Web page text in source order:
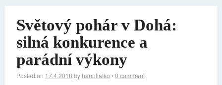
Světový pohár v Dohá:
silná konkurence a
parádní výkony
Posted on 17.4.2018 by hanuliatko •0 comment